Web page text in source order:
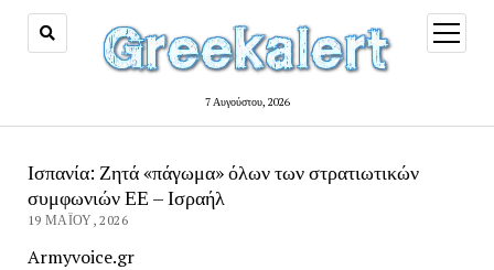
7 Αυγούστου, 2026
open
menu
Ισπανία: Ζητά «πάγωμα» όλων των στρατιωτικών
συμφωνιών ΕΕ – Ισραήλ
19 ΜΑΪ́ΟΥ, 2026
Armyvoice.gr